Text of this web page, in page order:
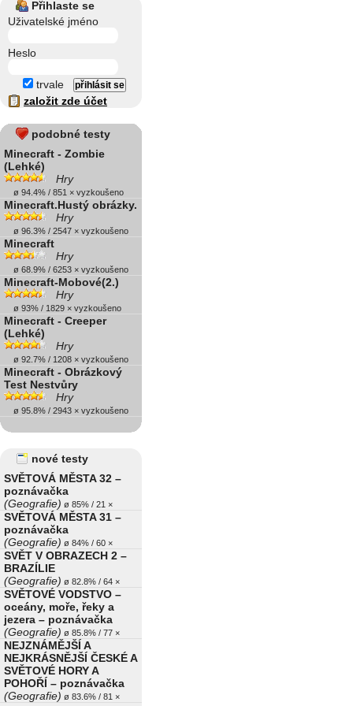
Přihlaste se
Uživatelské jméno
Heslo
trvale
založit zde účet
podobné testy
Minecraft - Zombie
(Lehké)
Hry
ø 94.4% / 851 × vyzkoušeno
Minecraft.Hustý obrázky.
Hry
ø 96.3% / 2547 × vyzkoušeno
Minecraft
Hry
ø 68.9% / 6253 × vyzkoušeno
Minecraft-Mobové(2.)
Hry
ø 93% / 1829 × vyzkoušeno
Minecraft - Creeper
(Lehké)
Hry
ø 92.7% / 1208 × vyzkoušeno
Minecraft - Obrázkový
Test Nestvůry
Hry
ø 95.8% / 2943 × vyzkoušeno
nové testy
SVĚTOVÁ MĚSTA 32 –
poznávačka
(Geografie) ø 85% / 21 ×
SVĚTOVÁ MĚSTA 31 –
poznávačka
(Geografie) ø 84% / 60 ×
SVĚT V OBRAZECH 2 –
BRAZÍLIE
(Geografie) ø 82.8% / 64 ×
SVĚTOVÉ VODSTVO –
oceány, moře, řeky a
jezera – poznávačka
(Geografie) ø 85.8% / 77 ×
NEJZNÁMĚJŠÍ A
NEJKRÁSNĚJŠÍ ČESKÉ A
SVĚTOVÉ HORY A
POHOŘÍ – poznávačka
(Geografie) ø 83.6% / 81 ×